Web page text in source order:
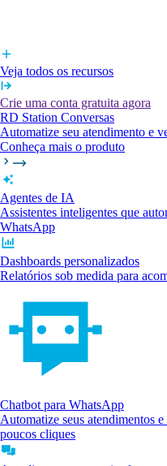
Veja todos os recursos
Crie uma conta gratuita agora
RD Station Conversas
Automatize seu atendimento e
Conheça mais o produto
Agentes de IA
Assistentes inteligentes que
WhatsApp
Dashboards personalizados
Relatórios sob medida para
Chatbot para WhatsApp
Automatize seus atendimentos
poucos cliques